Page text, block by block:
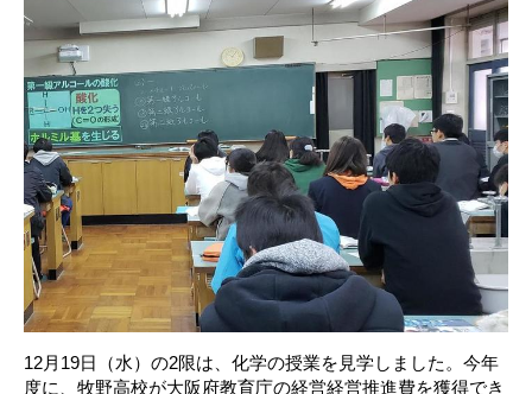
12月19日（水）の2限は、化学の授業を見学しました。今年
度に、牧野高校が大阪府教育庁の経営経営推進費を獲得でき